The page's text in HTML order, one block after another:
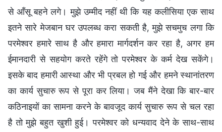
से आँसू बहने लगे। मुझे उम्मीद नहीं थी कि यह कलीसिया एक साथ
इतने सारे मेजबान घर उपलब्ध करा सकती है, मुझे सचमुच लगा कि
परमेश्वर हमारे साथ है और हमारा मार्गदर्शन कर रहा है, अगर हम
ईमानदारी से सहयोग करते रहेंगे तो परमेश्वर के कर्म देख सकेंगे।
इसके बाद हमारी आस्था और भी प्रबल हो गई और हमने स्थानांतरण
का कार्य सुचारु रूप से पूरा कर लिया। जब मैंने देखा कि बार-बार
कठिनाइयों का सामना करने के बावजूद कार्य सुचारु रूप से चल रहा
है तो मुझे बहुत खुशी हुई। परमेश्वर को धन्यवाद देने के साथ-साथ